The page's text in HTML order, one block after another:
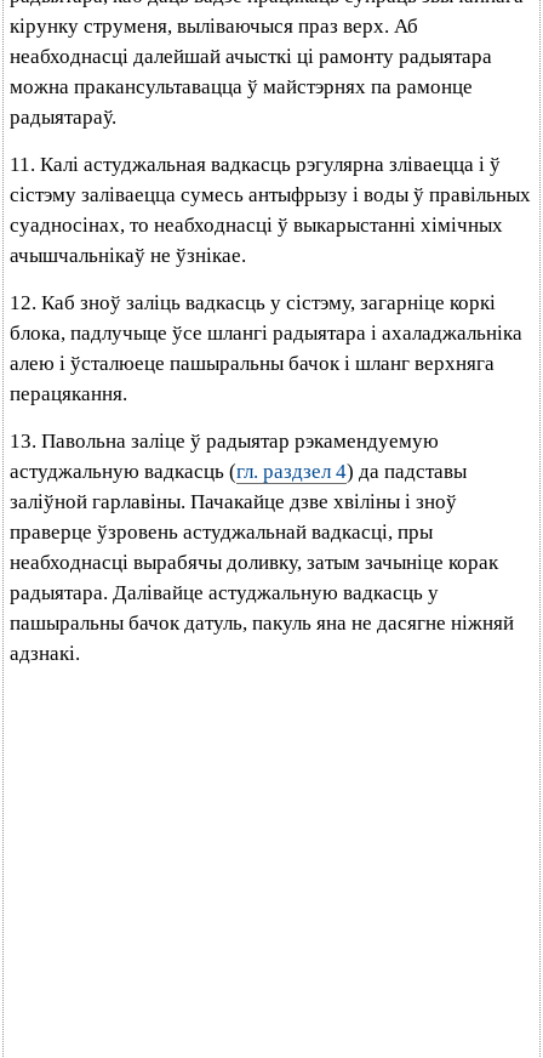
кірунку струменя, выліваючыся праз верх. Аб
неабходнасці далейшай ачысткі ці рамонту радыятара
можна пракансультавацца ў майстэрнях па рамонце
радыятараў.
11. Калі астуджальная вадкасць рэгулярна зліваецца і ў
сістэму заліваецца сумесь антыфрызу і воды ў правільных
суадносінах, то неабходнасці ў выкарыстанні хімічных
ачышчальнікаў не ўзнікае.
12. Каб зноў заліць вадкасць у сістэму, загарніце коркі
блока, падлучыце ўсе шлангі радыятара і ахаладжальніка
алею і ўсталюеце пашыральны бачок і шланг верхняга
перацякання.
13. Павольна заліце ў радыятар рэкамендуемую
астуджальную вадкасць (гл. раздзел 4) да падставы
заліўной гарлавіны. Пачакайце дзве хвіліны і зноў
праверце ўзровень астуджальнай вадкасці, пры
неабходнасці вырабячы доливку, затым зачыніце корак
радыятара. Далівайце астуджальную вадкасць у
пашыральны бачок датуль, пакуль яна не дасягне ніжняй
адзнакі.